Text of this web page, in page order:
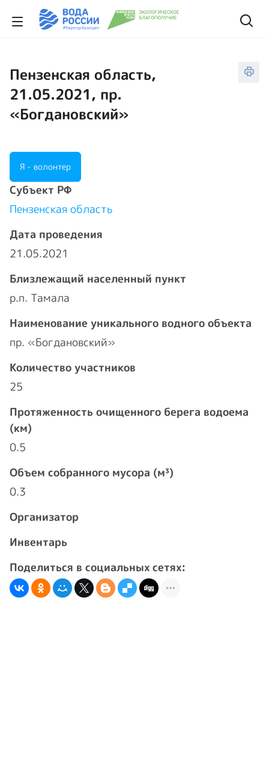
Пензенская область,
21.05.2021, пр.
«Богдановский»
Я - волонтер
Cубъект РФ
Пензенская область
Дата проведения
21.05.2021
Близлежащий населенный пункт
р.п. Тамала
Наименование уникального водного объекта
пр. «Богдановский»
Количество участников
25
Протяженность очищенного берега водоема
(км)
0.5
Объем собранного мусора (м³)
0.3
Организатор
Инвентарь
Поделиться в социальных сетях: